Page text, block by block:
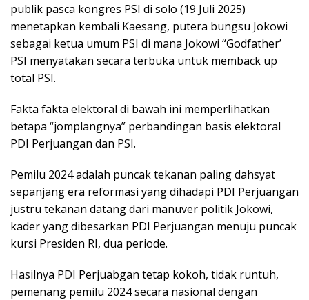
publik pasca kongres PSI di solo (19 Juli 2025)
menetapkan kembali Kaesang, putera bungsu Jokowi
sebagai ketua umum PSI di mana Jokowi “Godfather’
PSI menyatakan secara terbuka untuk memback up
total PSI.
Fakta fakta elektoral di bawah ini memperlihatkan
betapa “jomplangnya” perbandingan basis elektoral
PDI Perjuangan dan PSI.
Pemilu 2024 adalah puncak tekanan paling dahsyat
sepanjang era reformasi yang dihadapi PDI Perjuangan
justru tekanan datang dari manuver politik Jokowi,
kader yang dibesarkan PDI Perjuangan menuju puncak
kursi Presiden RI, dua periode.
Hasilnya PDI Perjuabgan tetap kokoh, tidak runtuh,
pemenang pemilu 2024 secara nasional dengan